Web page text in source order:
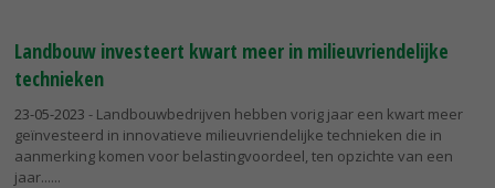
Landbouw investeert kwart meer in milieuvriendelijke
technieken
23-05-2023 - Landbouwbedrijven hebben vorig jaar een kwart meer
geïnvesteerd in innovatieve milieuvriendelijke technieken die in
aanmerking komen voor belastingvoordeel, ten opzichte van een
jaar...